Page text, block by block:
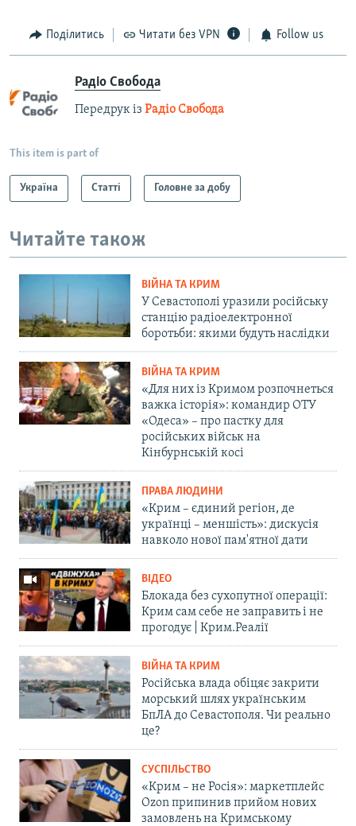
Поділитись Читати без VPN Follow us
Радіо Свобода
Передрук із Радіо Свобода
This item is part of
Україна Статті Головне за добу
Читайте також
ВІЙНА ТА КРИМ
У Севастополі уразили російську
станцію радіоелектронної
боротьби: якими будуть наслідки
ВІЙНА ТА КРИМ
«Для них із Кримом розпочнеться
важка історія»: командир ОТУ
«Одеса» – про пастку для
російських військ на
Кінбурнській косі
ПРАВА ЛЮДИНИ
«Крим – єдиний регіон, де
українці – меншість»: дискусія
навколо нової пам'ятної дати
ВІДЕО
Блокада без сухопутної операції:
Крим сам себе не заправить і не
прогодує | Крим.Реалії
ВІЙНА ТА КРИМ
Російська влада обіцяє закрити
морський шлях українським
БпЛА до Севастополя. Чи реально
це?
СУСПІЛЬСТВО
«Крим – не Росія»: маркетплейс
Ozon припинив прийом нових
замовлень на Кримському